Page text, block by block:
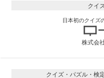
クイ
日本初のクイズ
株式会
クイズ・パズル・検